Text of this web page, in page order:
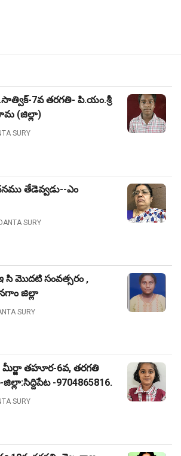
7వ తరగతి- పి.యం.శ్రీ
(జిల్లా)
SURY
తేడెవ్వడు--ఎం
SURY
ఇ సి మొదటి సంవత్సరం ,
జిల్లా
SURY
తహూర-6వ, తరగతి
-9704865816.
SURY